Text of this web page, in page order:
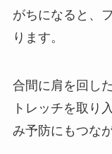
がちになると、
ります。
合間に肩を回し
トレッチを取り
み予防にもつな